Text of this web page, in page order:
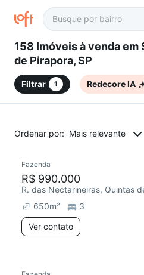
158 Imóveis à venda em Salto
de Pirapora, SP
Filtrar 1 Redecore IA
Ordenar por: Mais relevante
Fazenda
R$ 990.000
R. das Nectarineiras, Quintas
650m²
3
Ver contato